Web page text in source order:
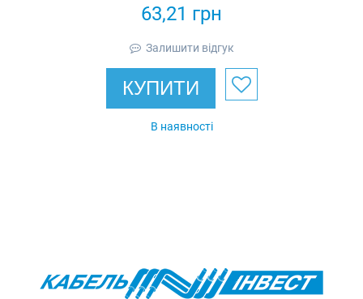
63,21 грн
Залишити відгук
КУПИТИ
В наявності